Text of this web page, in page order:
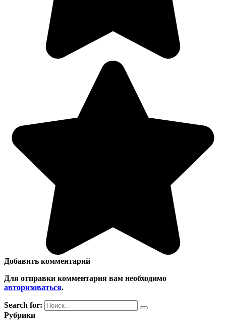
Добавить комментарий
Для отправки комментария вам необходимо
авторизоваться.
Search for:
Рубрики